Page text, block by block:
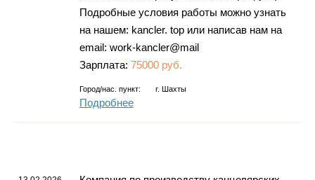
Подробные условия работы можно узнать
на нашем: kancler. top или написав нам на
email: work-kancler@mail
Зарплата: 75000 руб.
Город/нас. пункт: г. Шахты
Подробнее